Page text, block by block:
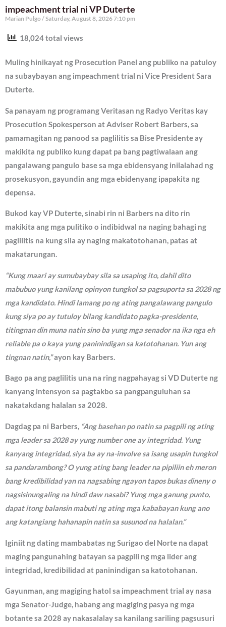
impeachment trial ni VP Duterte
Marian Pulgo Saturday, August 8, 2026 7:10 pm
18,024 total views
Muling hinikayat ng Prosecution Panel ang publiko na patuloy
na subaybayan ang impeachment trial ni Vice President Sara
Duterte.
Sa panayam ng programang Veritasan ng Radyo Veritas kay
Prosecution Spokesperson at Adviser Robert Barbers, sa
pamamagitan ng panood sa paglilitis sa Bise Presidente ay
makikita ng publiko kung dapat pa bang pagtiwalaan ang
pangalawang pangulo base sa mga ebidensyang inilalahad ng
prosekusyon, gayundin ang mga ebidenyang ipapakita ng
depensa.
Bukod kay VP Duterte, sinabi rin ni Barbers na dito rin
makikita ang mga pulitiko o indibidwal na naging bahagi ng
paglilitis na kung sila ay naging makatotohanan, patas at
makatarungan.
“Kung maari ay sumubaybay sila sa usaping ito, dahil dito
mabubuo yung kanilang opinyon tungkol sa pagsuporta sa 2028 ng
mga kandidato. Hindi lamang po ng ating pangalawang pangulo
kung siya po ay tutuloy bilang kandidato pagka-presidente,
titingnan din muna natin sino ba yung mga senador na ika nga eh
reliable pa o kaya yung paninindigan sa katotohanan. Yun ang
tingnan natin,”ayon kay Barbers.
Bago pa ang paglilitis una na ring nagpahayag si VD Duterte ng
kanyang intensyon sa pagtakbo sa pangpanguluhan sa
nakatakdang halalan sa 2028.
Dagdag pa ni Barbers, “Ang basehan po natin sa pagpili ng ating
mga leader sa 2028 ay yung number one ay integridad. Yung
kanyang integridad, siya ba ay na-involve sa isang usapin tungkol
sa pandarambong? O yung ating bang leader na pipiliin eh meron
bang kredibilidad yan na nagsabing ngayon tapos bukas dineny o
nagsisinungaling na hindi daw nasabi? Yung mga ganung punto,
dapat itong balansin mabuti ng ating mga kababayan kung ano
ang katangiang hahanapin natin sa susunod na halalan.”
Iginiit ng dating mambabatas ng Surigao del Norte na dapat
maging pangunahing batayan sa pagpili ng mga lider ang
integridad, kredibilidad at paninindigan sa katotohanan.
Gayunman, ang magiging hatol sa impeachment trial ay nasa
mga Senator-Judge, habang ang magiging pasya ng mga
botante sa 2028 ay nakasalalay sa kanilang sariling pagsusuri